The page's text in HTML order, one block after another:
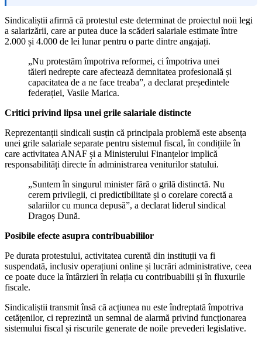
Sindicaliștii afirmă că protestul este determinat de proiectul noii legi
a salarizării, care ar putea duce la scăderi salariale estimate între
2.000 și 4.000 de lei lunar pentru o parte dintre angajați.
„Nu protestăm împotriva reformei, ci împotriva unei
tăieri nedrepte care afectează demnitatea profesională și
capacitatea de a ne face treaba”, a declarat președintele
federației, Vasile Marica.
Critici privind lipsa unei grile salariale distincte
Reprezentanții sindicali susțin că principala problemă este absența
unei grile salariale separate pentru sistemul fiscal, în condițiile în
care activitatea ANAF și a Ministerului Finanțelor implică
responsabilități directe în administrarea veniturilor statului.
„Suntem în singurul minister fără o grilă distinctă. Nu
cerem privilegii, ci predictibilitate și o corelare corectă a
salariilor cu munca depusă”, a declarat liderul sindical
Dragoș Dună.
Posibile efecte asupra contribuabililor
Pe durata protestului, activitatea curentă din instituții va fi
suspendată, inclusiv operațiuni online și lucrări administrative, ceea
ce poate duce la întârzieri în relația cu contribuabilii și în fluxurile
fiscale.
Sindicaliștii transmit însă că acțiunea nu este îndreptată împotriva
cetățenilor, ci reprezintă un semnal de alarmă privind funcționarea
sistemului fiscal și riscurile generate de noile prevederi legislative.